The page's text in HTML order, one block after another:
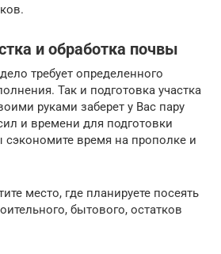
и обработка почвы
требует определенного
Так и подготовка участка
руками заберет у Вас пару
и времени для подготовки
время на прополке и
место, где планируете посеять
бытового, остатков